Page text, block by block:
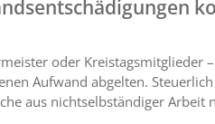
oder Kreistagsmitglieder
Aufwand abgelten.
aus nichtselbständiger Arbeit